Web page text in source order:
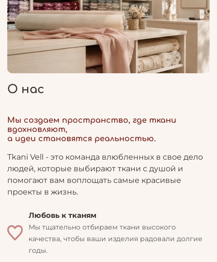
О нас
Мы создаем пространство, где ткани
вдохновляют,
а идеи становятся реальностью.
Tkani Vell - это команда влюбленных в свое дело
людей, которые выбирают ткани с душой и
помогают вам воплощать самые красивые
проекты в жизнь.
Любовь к тканям
Мы тщательно отбираем ткани высокого
качества, чтобы ваши изделия радовали долгие
годы.